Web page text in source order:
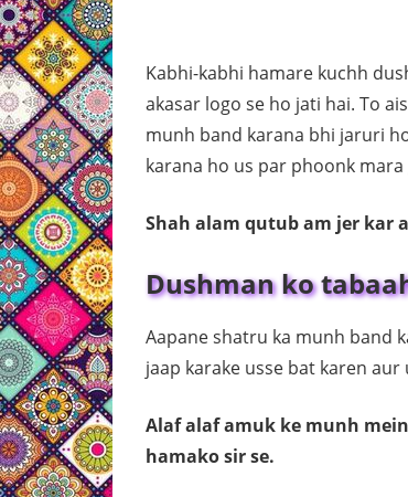
Kabhi-kabhi hamare kuchh
akasar logo se ho jati hai. To
munh band karana bhi jaruri
karana ho us par phoonk
Shah alam qutub am jer kar
Dushman ko
Aapane shatru ka munh band
jaap karake usse bat karen
Alaf alaf amuk ke munh
hamako sir se.